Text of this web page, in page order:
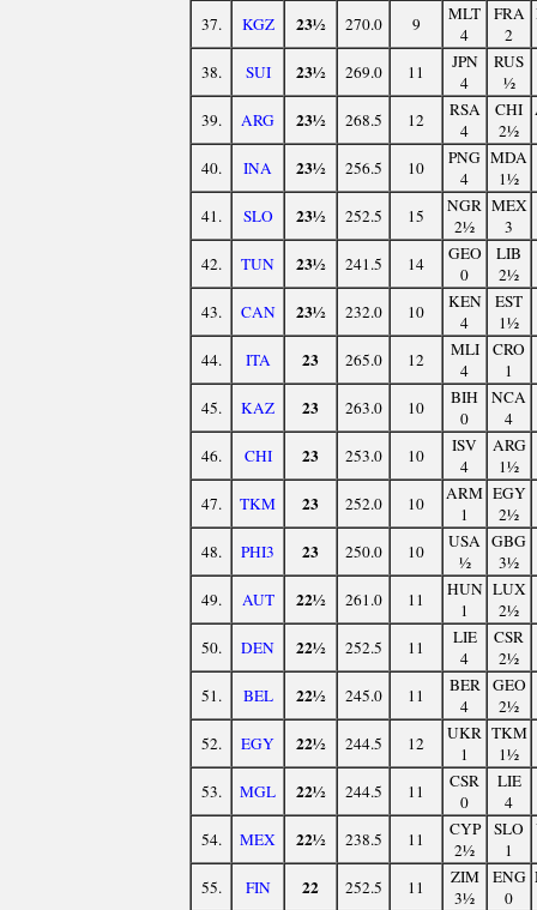
37.
KGZ 23½ 270.0 9
MLT
4
FRA
2
38. SUI 23½ 269.0 11
JPN
4
RUS
½
39.
ARG 23½ 268.5 12
RSA
4
CHI
2½
40. INA 23½ 256.5 10
PNG
4
MDA
1½
41.
SLO 23½ 252.5 15
NGR
2½
MEX
3
42.
TUN 23½ 241.5 14
GEO
0
LIB
2½
43.
CAN 23½ 232.0 10
KEN
4
EST
1½
44.
ITA 23 265.0 12
MLI
4
CRO
1
45.
KAZ 23 263.0 10
BIH
0
NCA
4
46. CHI 23 253.0 10
ISV
4
ARG
1½
47.
TKM 23 252.0 10
ARM
1
EGY
2½
48.
PHI3 23 250.0 10
USA
½
GBG
3½
49.
AUT 22½ 261.0 11
HUN
1
LUX
2½
50.
DEN 22½ 252.5 11
LIE
4
CSR
2½
51.
BEL 22½ 245.0 11
BER
4
GEO
2½
52.
EGY 22½ 244.5 12
UKR
1
TKM
1½
53. MGL 22½ 244.5 11
CSR
0
LIE
4
54.
MEX 22½ 238.5 11
CYP
2½
SLO
1
55. FIN 22 252.5 11
ZIM
3½
ENG
0